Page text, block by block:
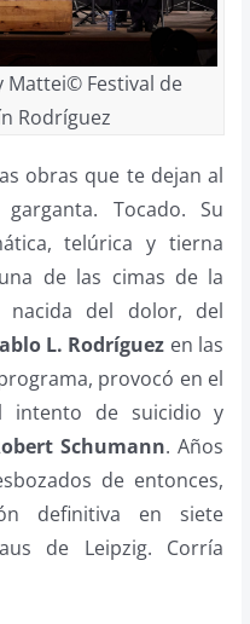
Mattei© Festival de
Rodríguez
obras que te dejan al
Tocado. Su
telúrica y tierna
de las cimas de la
nacida del dolor, del
L. Rodríguez en las
provocó en el
intento de suicidio y
Schumann. Años
de entonces,
definitiva en siete
de Leipzig. Corría